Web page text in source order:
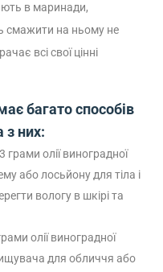
в маринади,
смажити на ньому не
всі свої цінні
багато способів
з них:
олії виноградної
або лосьйону для тіла і
вологу в шкірі та
олії виноградної
для обличчя або